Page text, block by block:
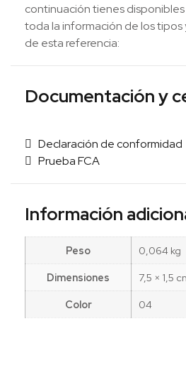
continuación tienes
toda la información de los tipos
de esta referencia:
Documentación y
Declaración de conformidad
Prueba FCA
Información
Peso
0,064 kg
Dimensiones
7,5 × 1,5
Color
04